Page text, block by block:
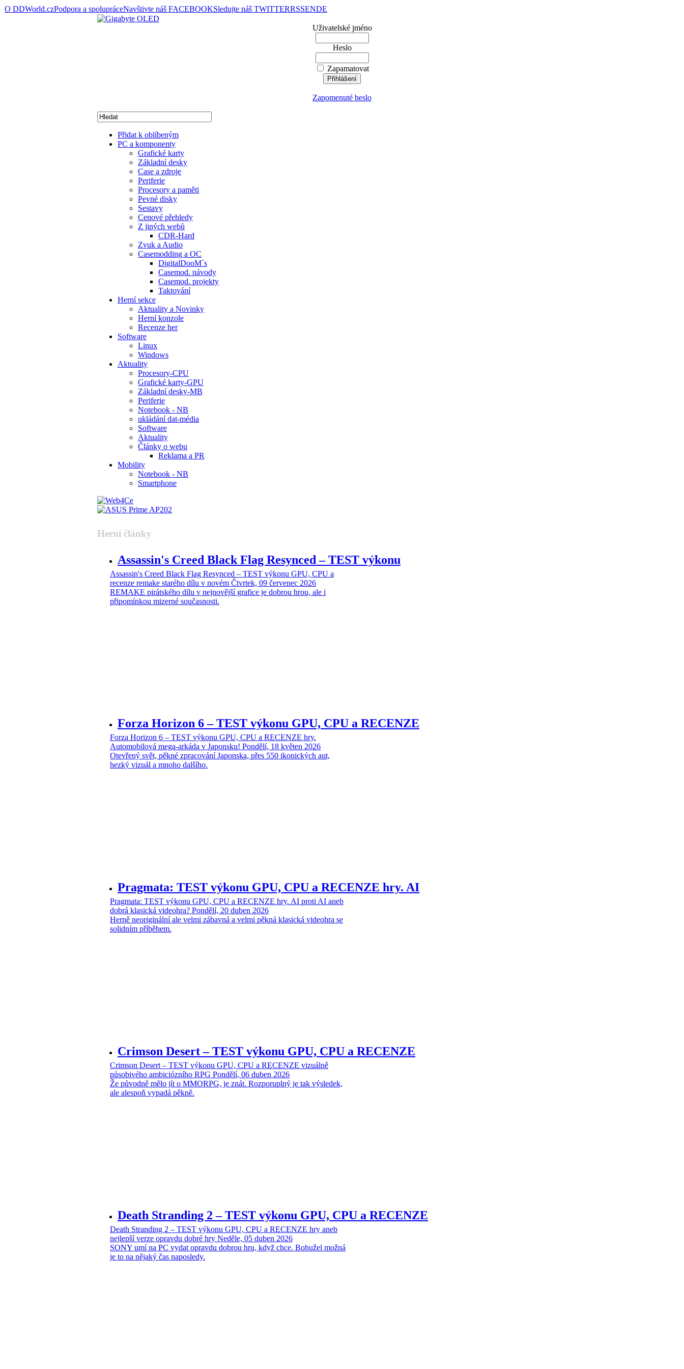
O DDWorld.czPodpora a spolupráceNavštivte náš FACEBOOKSledujte náš TWITTERRSSENDE
Uživatelské jméno
Heslo
Zapamatovat
Zapomenuté heslo
Přidat k oblíbeným
PC a komponenty
Grafické karty
Základní desky
Case a zdroje
Periferie
Procesory a paměti
Pevné disky
Sestavy
Cenové přehledy
Z jiných webů
CDR-Hard
Zvuk a Audio
Casemodding a OC
DigitalDooM´s
Casemod. návody
Casemod. projekty
Taktování
Herní sekce
Aktuality a Novinky
Herní konzole
Recenze her
Software
Linux
Windows
Aktuality
Procesory-CPU
Grafické karty-GPU
Základní desky-MB
Periferie
Notebook - NB
ukládání dat-média
Software
Aktuality
Články o webu
Reklama a PR
Mobility
Notebook - NB
Smartphone
Herní články
Assassin's Creed Black Flag Resynced – TEST výkonu
Assassin's Creed Black Flag Resynced – TEST výkonu GPU, CPU a
recenze remake starého dílu v novém Čtvrtek, 09 červenec 2026
REMAKE pirátského dílu v nejnovější grafice je dobrou hrou, ale i
připomínkou mizerné současnosti.
Forza Horizon 6 – TEST výkonu GPU, CPU a RECENZE
Forza Horizon 6 – TEST výkonu GPU, CPU a RECENZE hry.
Automobilová mega-arkáda v Japonsku! Pondělí, 18 květen 2026
Otevřený svět, pěkné zpracování Japonska, přes 550 ikonických aut,
hezký vizuál a mnoho dalšího.
Pragmata: TEST výkonu GPU, CPU a RECENZE hry. AI
Pragmata: TEST výkonu GPU, CPU a RECENZE hry. AI proti AI aneb
dobrá klasická videohra? Pondělí, 20 duben 2026
Herně neoriginální ale velmi zábavná a velmi pěkná klasická videohra se
solidním příběhem.
Crimson Desert – TEST výkonu GPU, CPU a RECENZE
Crimson Desert – TEST výkonu GPU, CPU a RECENZE vizuálně
působivého ambiciózního RPG Pondělí, 06 duben 2026
Že původně mělo jít o MMORPG, je znát. Rozporuplný je tak výsledek,
ale alespoň vypadá pěkně.
Death Stranding 2 – TEST výkonu GPU, CPU a RECENZE
Death Stranding 2 – TEST výkonu GPU, CPU a RECENZE hry aneb
nejlepší verze opravdu dobré hry Neděle, 05 duben 2026
SONY umí na PC vydat opravdu dobrou hru, když chce. Bohužel možná
je to na nějaký čas naposledy.